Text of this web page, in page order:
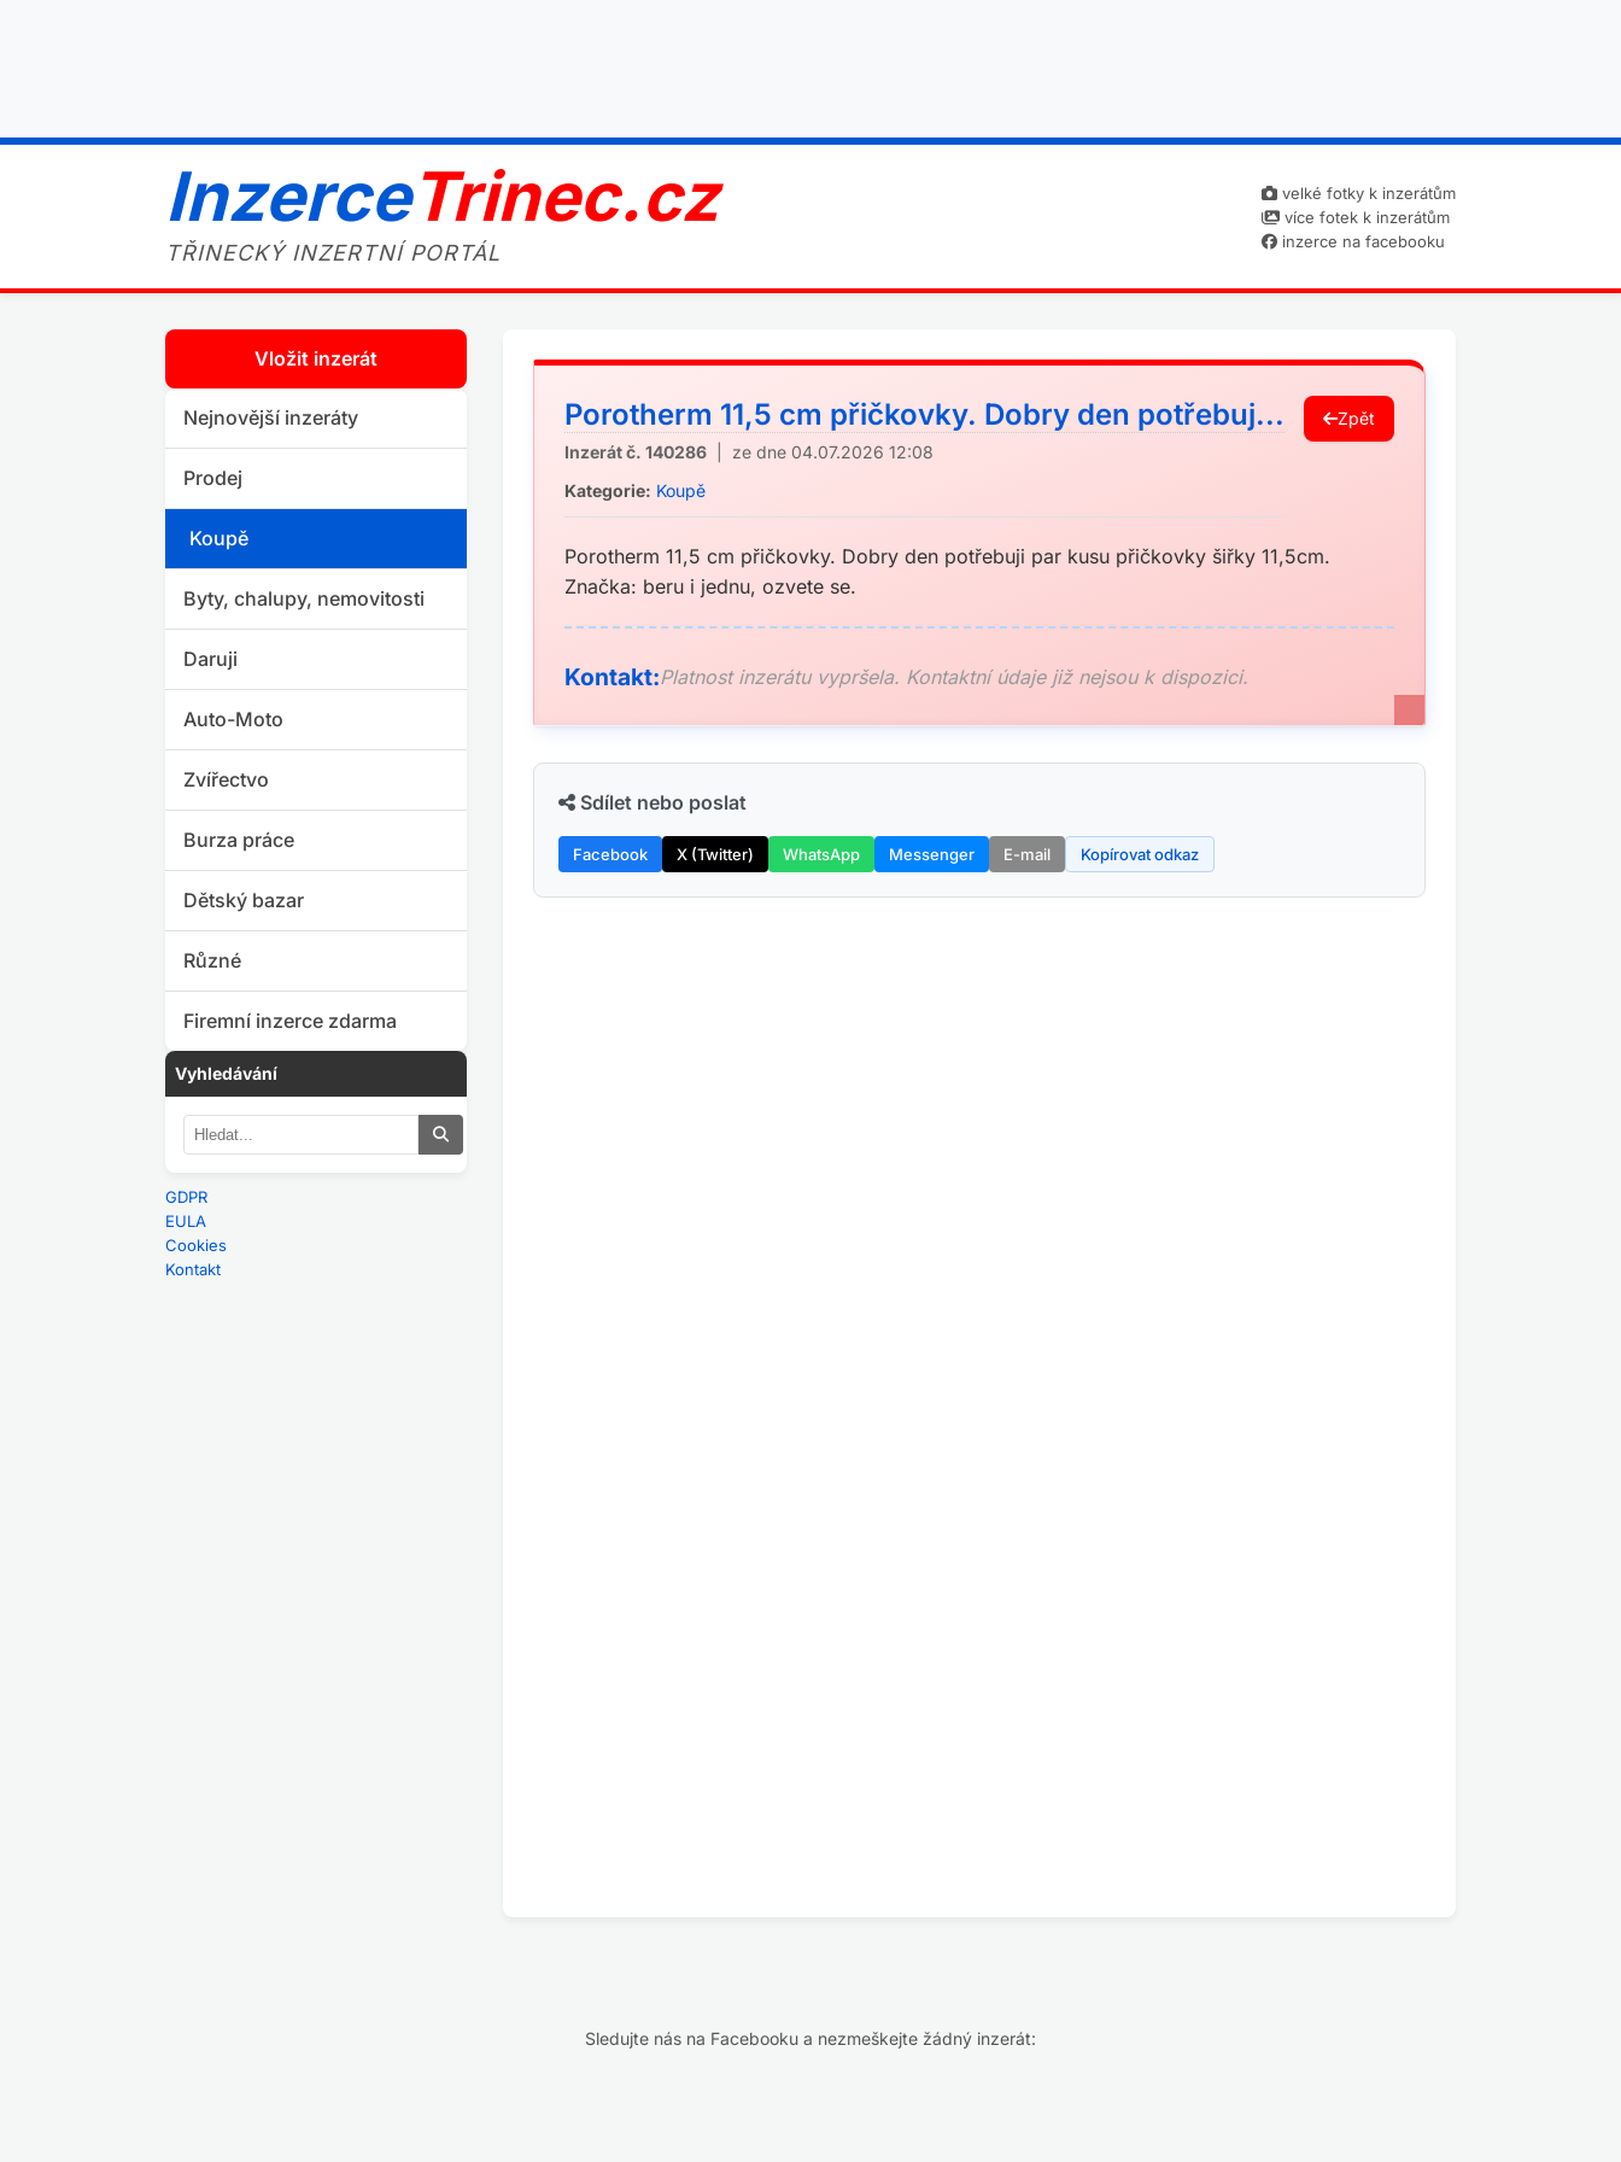
InzerceTrinec.cz
TŘINECKÝ INZERTNÍ PORTÁL
velké fotky k inzerátům
více fotek k inzerátům
inzerce na facebooku
Vložit inzerát
Nejnovější inzeráty
Prodej
Koupě
Byty, chalupy, nemovitosti
Daruji
Auto-Moto
Zvířectvo
Burza práce
Dětský bazar
Různé
Firemní inzerce zdarma
Vyhledávání
GDPR
EULA
Cookies
Kontakt
Porotherm 11,5 cm přičkovky. Dobry den potřebuj...
Inzerát č. 140286 | ze dne 04.07.2026 12:08
Kategorie: Koupě
Zpět
Porotherm 11,5 cm přičkovky. Dobry den potřebuji par kusu přičkovky šiřky 11,5cm.
Značka: beru i jednu, ozvete se.
Kontakt:Platnost inzerátu vypršela. Kontaktní údaje již nejsou k dispozici.
Sdílet nebo poslat
Facebook X (Twitter) WhatsApp Messenger E-mail Kopírovat odkaz
Sledujte nás na Facebooku a nezmeškejte žádný inzerát: